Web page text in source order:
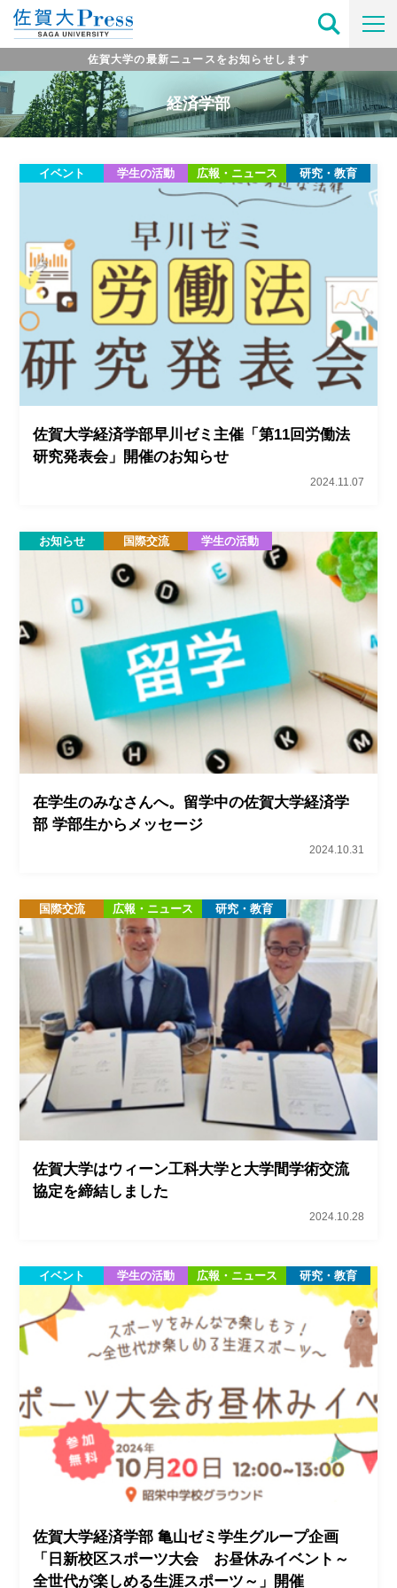
佐賀大学の最新ニュースをお知らせします
経済学部
イベント 学生の活動 広報・ニュース 研究・教育
佐賀大学経済学部早川ゼミ主催「第11回労働法
研究発表会」開催のお知らせ
2024.11.07
お知らせ 国際交流 学生の活動
在学生のみなさんへ。留学中の佐賀大学経済学
部 学部生からメッセージ
2024.10.31
国際交流 広報・ニュース 研究・教育
佐賀大学はウィーン工科大学と大学間学術交流
協定を締結しました
2024.10.28
イベント 学生の活動 広報・ニュース 研究・教育
佐賀大学経済学部 亀山ゼミ学生グループ企画
「日新校区スポーツ大会 お昼休みイベント～
全世代が楽しめる生涯スポーツ～」開催